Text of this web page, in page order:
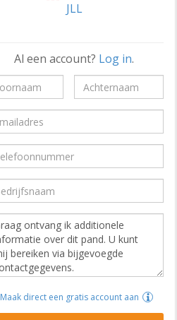
JLL
Al een account? Log in.
Maak direct een gratis account aan